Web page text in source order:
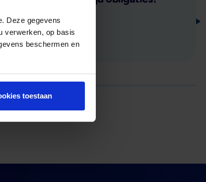
Deze gegevens
verwerken, op basis
beschermen en
toestaan
Lees verder